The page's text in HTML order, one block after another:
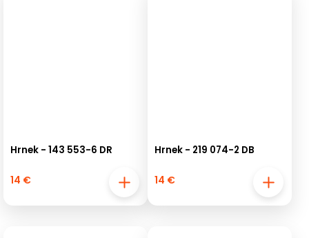
Hrnek - 143 553-6 DR
14 €
Hrnek - 219 074-2 DB
14 €